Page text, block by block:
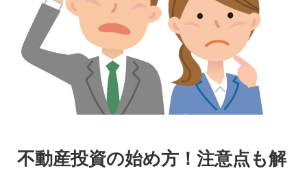
不動産投資の始め方！注意点も解